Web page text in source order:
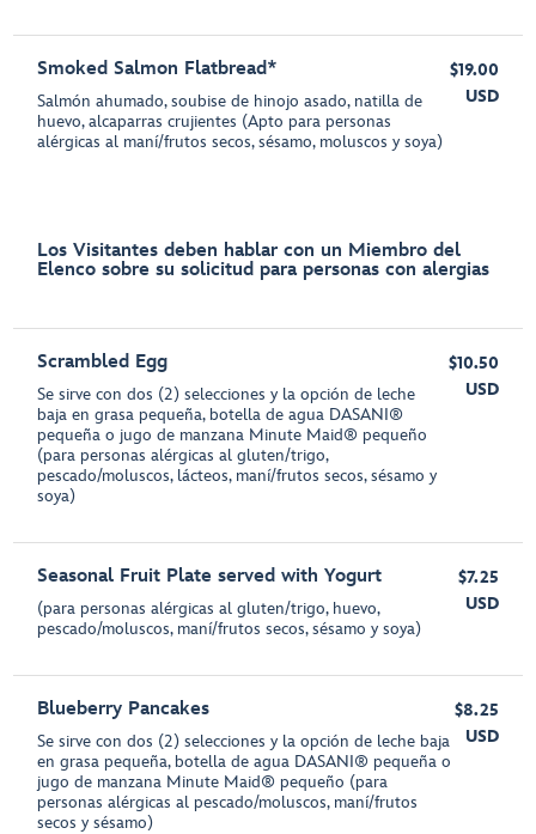
Smoked Salmon Flatbread*
Salmón ahumado, soubise de hinojo asado, natilla de
huevo, alcaparras crujientes (Apto para personas
alérgicas al maní/frutos secos, sésamo, moluscos y soya)
$19.00
USD
Los Visitantes deben hablar con un Miembro del
Elenco sobre su solicitud para personas con alergias
Scrambled Egg
Se sirve con dos (2) selecciones y la opción de leche
baja en grasa pequeña, botella de agua DASANI®
pequeña o jugo de manzana Minute Maid® pequeño
(para personas alérgicas al gluten/trigo,
pescado/moluscos, lácteos, maní/frutos secos, sésamo y
soya)
$10.50
USD
Seasonal Fruit Plate served with Yogurt
(para personas alérgicas al gluten/trigo, huevo,
pescado/moluscos, maní/frutos secos, sésamo y soya)
$7.25
USD
Blueberry Pancakes
Se sirve con dos (2) selecciones y la opción de leche baja
en grasa pequeña, botella de agua DASANI® pequeña o
jugo de manzana Minute Maid® pequeño (para
personas alérgicas al pescado/moluscos, maní/frutos
secos y sésamo)
$8.25
USD